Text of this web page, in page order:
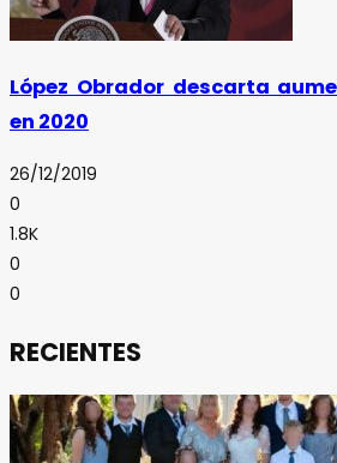
López Obrador descarta
en 2020
26/12/2019
0
1.8K
0
0
RECIENTES